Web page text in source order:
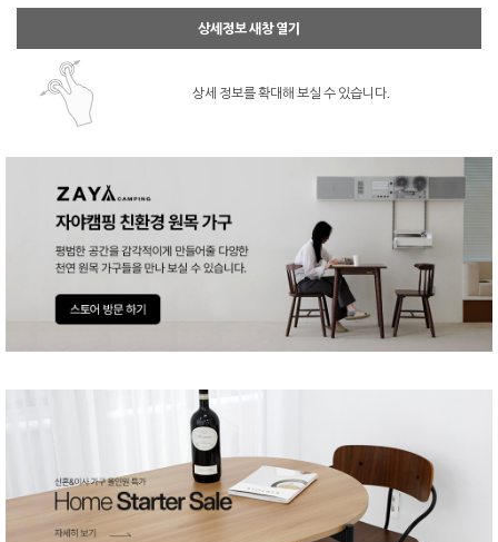
상세정보 새창 열기
상세 정보를 확대해 보실 수 있습니다.